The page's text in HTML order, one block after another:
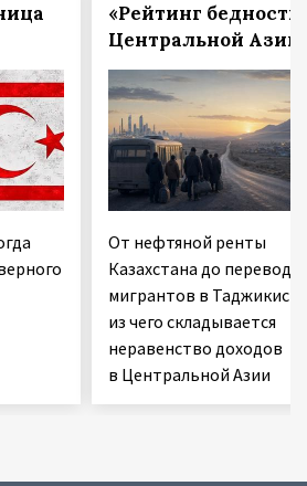
«Рейтинг
Центральной Азии
От нефтяной ренты
Казахстана до
мигрантов в
из чего складывается
неравенство доходов
в Центральной Азии